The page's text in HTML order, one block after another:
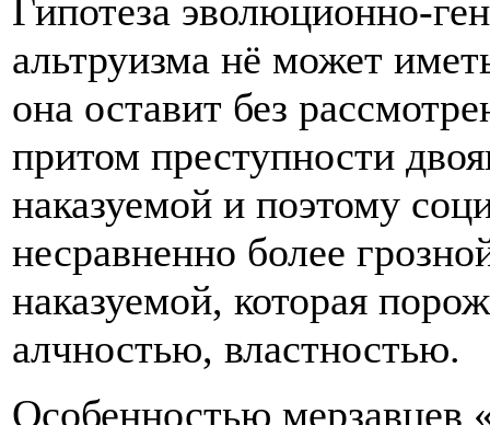
Гипотеза эволюционно-
альтруизма нё может
она оставит без
притом преступности
наказуемой и поэтому
несравненно более
наказуемой, которая
алчностью, властностью.
Особенностью мерзавцев